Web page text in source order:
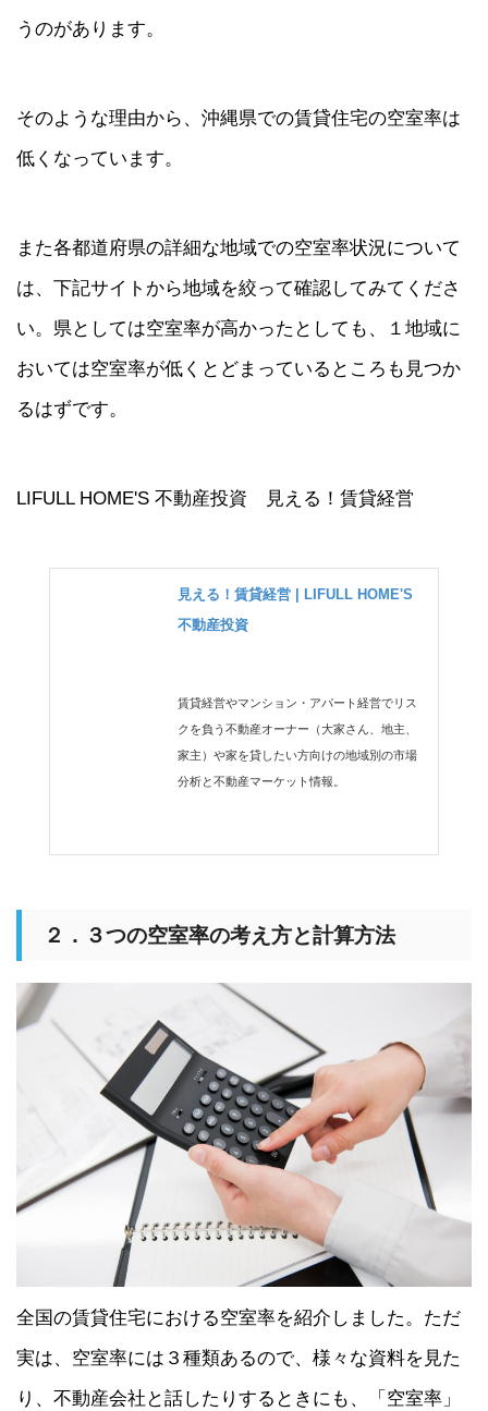
うのがあります。
そのような理由から、沖縄県での賃貸住宅の空室率は
低くなっています。
また各都道府県の詳細な地域での空室率状況について
は、下記サイトから地域を絞って確認してみてくださ
い。県としては空室率が高かったとしても、１地域に
おいては空室率が低くとどまっているところも見つか
るはずです。
LIFULL HOME'S 不動産投資 見える！賃貸経営
見える！賃貸経営 | LIFULL HOME'S
不動産投資
賃貸経営やマンション・アパート経営でリス
クを負う不動産オーナー（大家さん、地主、
家主）や家を貸したい方向けの地域別の市場
分析と不動産マーケット情報。
２．３つの空室率の考え方と計算方法
全国の賃貸住宅における空室率を紹介しました。ただ
実は、空室率には３種類あるので、様々な資料を見た
り、不動産会社と話したりするときにも、「空室率」